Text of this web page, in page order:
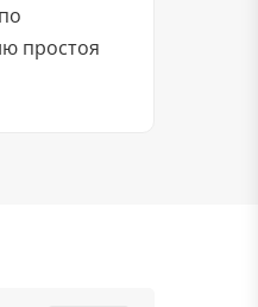
простоя